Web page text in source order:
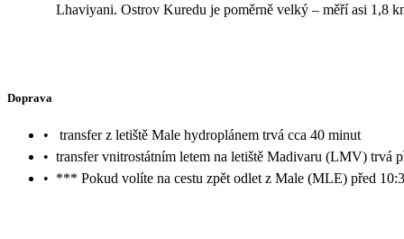
Lhaviyani. Ostrov Kuredu je poměrně velký – měří asi 1,8
Doprava
•
transfer z letiště Male hydroplánem trvá cca 40 minut
• transfer vnitrostátním letem na letiště Madivaru (LMV) trvá
• *** Pokud volíte na cestu zpět odlet z Male (MLE) před